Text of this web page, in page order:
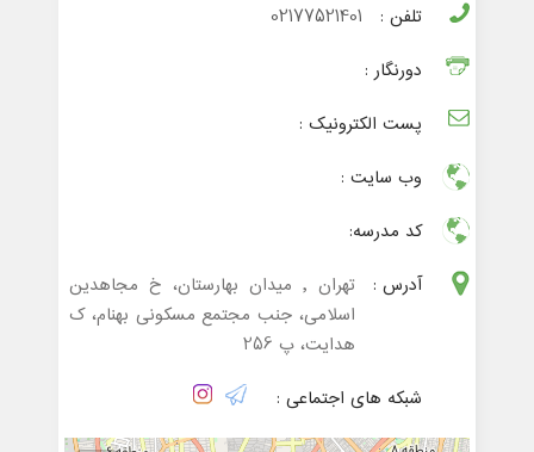
تلفن :
02177521401
دورنگار :
پست الکترونیک :
وب سایت :
کد مدرسه:
آدرس :
تهران , میدان بهارستان، خ مجاهدین
اسلامی، جنب مجتمع مسکونی بهنام، ک
هدایت، پ 256
شبکه های اجتماعی :